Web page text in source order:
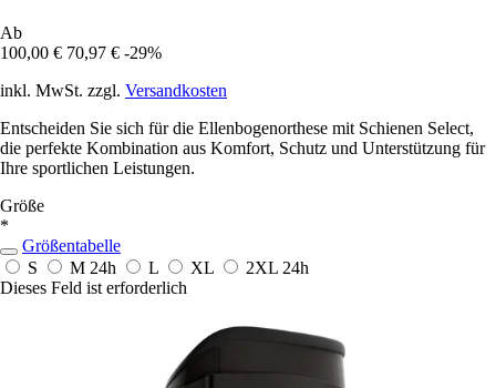
Ab
100,00 € 70,97 € -29%
inkl. MwSt. zzgl. Versandkosten
Entscheiden Sie sich für die Ellenbogenorthese mit Schienen Select,
die perfekte Kombination aus Komfort, Schutz und Unterstützung für
Ihre sportlichen Leistungen.
Größe
*
Größentabelle
S
M 24h L XL 2XL 24h
Dieses Feld ist erforderlich